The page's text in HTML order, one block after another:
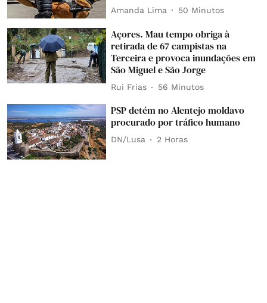
Amanda Lima 50 Minutos
Açores. Mau tempo obriga à
retirada de 67 campistas na
Terceira e provoca inundações em
São Miguel e São Jorge
Rui Frias 56 Minutos
PSP detém no Alentejo moldavo
procurado por tráfico humano
DN/Lusa 2 Horas